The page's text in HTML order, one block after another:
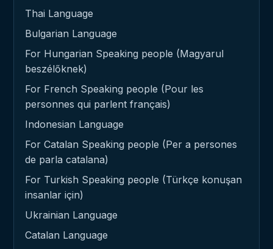
Thai Language
Bulgarian Language
For Hungarian Speaking people (Magyarul
beszélőknek)
For French Speaking people (Pour les
personnes qui parlent français)
Indonesian Language
For Catalan Speaking people (Per a persones
de parla catalana)
For Turkish Speaking people (Türkçe konuşan
insanlar için)
Ukrainian Language
Catalan Language